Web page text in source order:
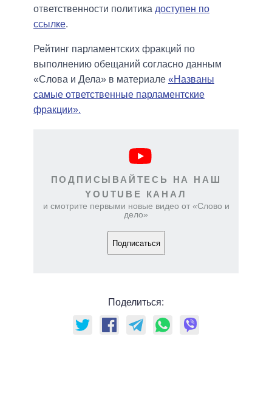
ответственности политика доступен по
ссылке.
Рейтинг парламентских фракций по
выполнению обещаний согласно данным
«Слова и Дела» в материале «Названы
самые ответственные парламентские
фракции».
ПОДПИСЫВАЙТЕСЬ НА НАШ
YOUTUBE КАНАЛ
и смотрите первыми новые видео от «Слово и
дело»
Подписаться
Поделиться: